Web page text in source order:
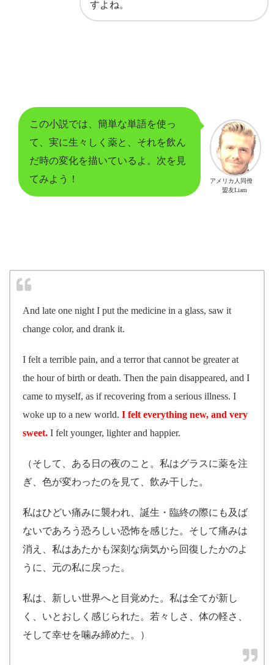
すよね。
この小説では、簡単な単語を使っ
て、実に生々しく薬と、それを飲ん
だ時の変化を描いているよ。次を見
てみよう！
アメリカ人同僚
盟友Liam
And late one night I put the medicine in a glass, saw it
change color, and drank it.
I felt a terrible pain, and a terror that cannot be greater at
the hour of birth or death. Then the pain disappeared, and I
came to myself, as if recovering from a serious illness. I
woke up to a new world. I felt everything new, and very
sweet. I felt younger, lighter and happier.
（そして、ある日の夜のこと。私はグラスに薬を注
ぎ、色が変わったのを見て、飲み干した。
私はひどい痛みに襲われ、誕生・臨終の際にも及ば
ないであろう恐ろしい恐怖を感じた。そして痛みは
消え、私はあたかも深刻な病気から回復したかのよ
うに、元の私に戻った。
私は、新しい世界へと目覚めた。私は全てが新し
く、いとおしく感じられた。若々しさ、体の軽さ、
そして幸せを噛み締めた。）